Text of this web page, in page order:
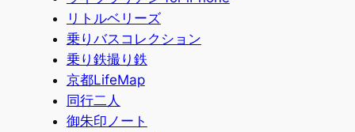
リトルベリーズ
乗りバスコレクション
乗り鉄撮り鉄
京都LifeMap
同行二人
御朱印ノート